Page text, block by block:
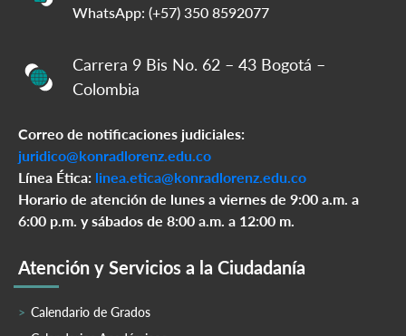
WhatsApp: (+57) 350 8592077
Carrera 9 Bis No. 62 – 43 Bogotá –
Colombia
Correo de notificaciones judiciales:
juridico@konradlorenz.edu.co
Línea Ética: linea.etica@konradlorenz.edu.co
Horario de atención de lunes a viernes de 9:00 a.m. a
6:00 p.m. y sábados de 8:00 a.m. a 12:00 m.
Atención y Servicios a la Ciudadanía
Calendario de Grados